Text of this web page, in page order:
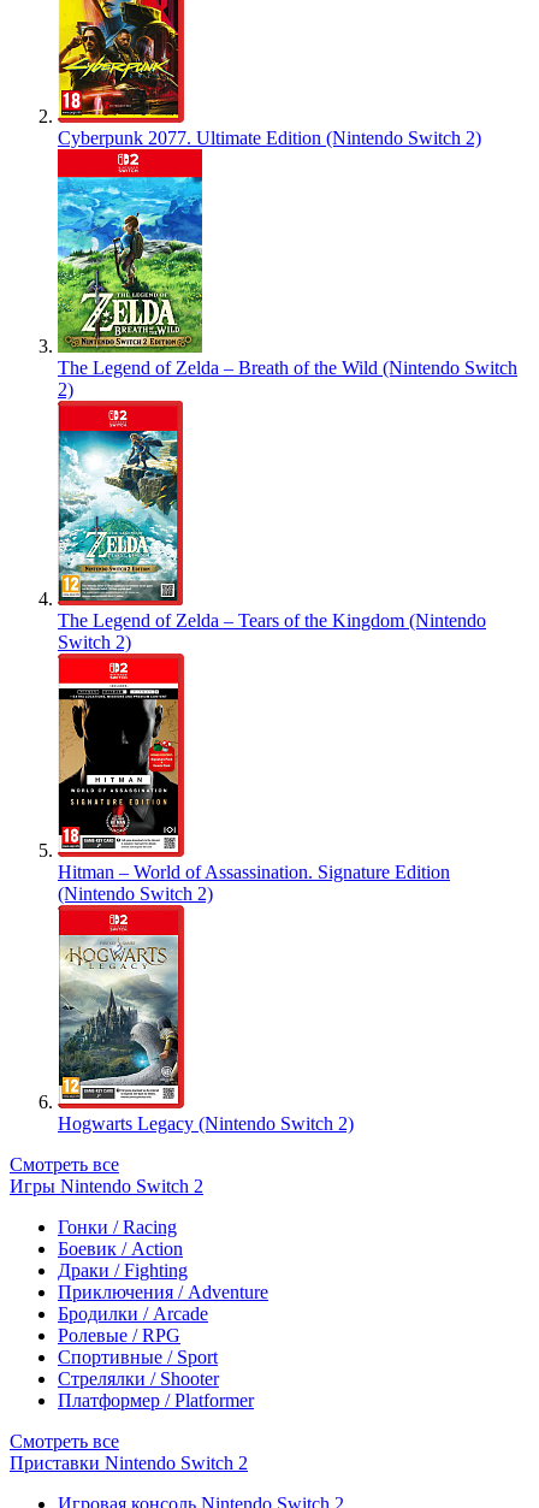
Cyberpunk 2077. Ultimate Edition (Nintendo Switch 2)
The Legend of Zelda – Breath of the Wild (Nintendo Switch
2)
The Legend of Zelda – Tears of the Kingdom (Nintendo
Switch 2)
Hitman – World of Assassination. Signature Edition
(Nintendo Switch 2)
Hogwarts Legacy (Nintendo Switch 2)
Смотреть все
Игры Nintendo Switch 2
Гонки / Racing
Боевик / Action
Драки / Fighting
Приключения / Adventure
Бродилки / Arcade
Ролевые / RPG
Спортивные / Sport
Стрелялки / Shooter
Платформер / Platformer
Смотреть все
Приставки Nintendo Switch 2
Игровая консоль Nintendo Switch 2